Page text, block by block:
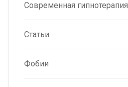
Современная гипнотерапия
Статьи
Фобии